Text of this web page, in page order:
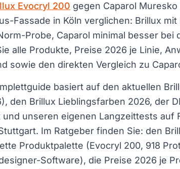
Evocryl 200 gegen Caparol
Fassade in Köln verglichen: Brillux
Probe, Caparol minimal besser bei
alle Produkte, Preise 2026 je Linie,
sowie den direkten Vergleich zu
basiert auf den aktuellen
den Brillux Lieblingsfarben 2026, der
und unseren eigenen Langzeittests auf
Im Ratgeber finden Sie: den
Produktpalette (Evocryl 200, 918
Software), die Preise 2026 je